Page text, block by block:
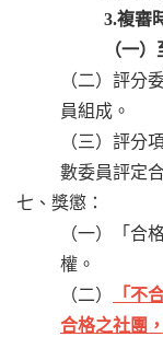
3.複審
（一
（二）評分
員組成。
（三）評分
數委員評定
七、獎懲：
（一）「合
權。
（二）
「不
合格之社團